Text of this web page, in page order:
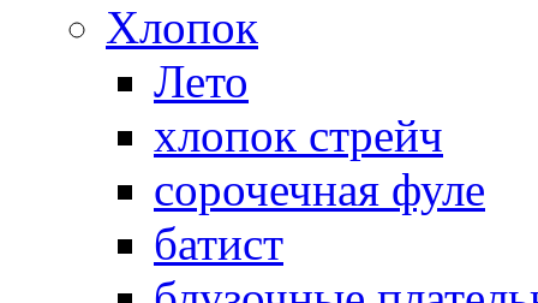
Хлопок
Лето
хлопок стрейч
cорочечная фуле
батист